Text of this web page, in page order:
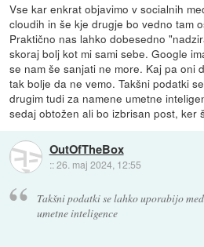
Vse kar enkrat objavimo v socialnih
cloudih in še kje drugje bo vedno tam
Praktično nas lahko dobesedno
skoraj bolj kot mi sami sebe. Google
se nam še sanjati ne more. Kaj pa oni
tak bolje da ne vemo. Takšni podatki
drugim tudi za namene umetne
sedaj obtožen ali bo izbrisan post, ker
OutOfTheBox
::26. maj 2024, 12:55
Takšni podatki se lahko uporabijo
umetne inteligence